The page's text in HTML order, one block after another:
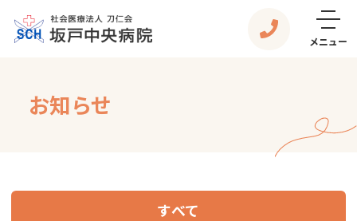
メニュー
お知らせ
すべて